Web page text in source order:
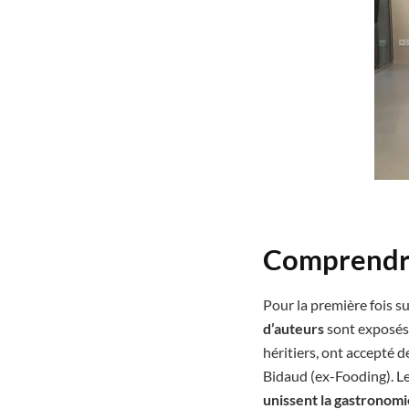
Pour la première fois
d’auteurssont
héritiers, ont accepté
Bidaud (ex-Fooding).
unissent la